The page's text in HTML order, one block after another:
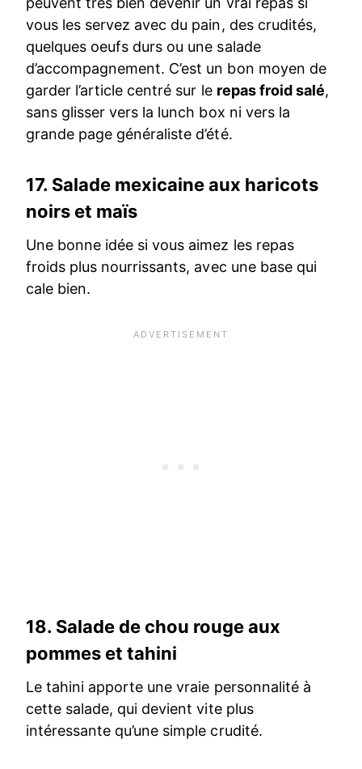
vous les servez avec du pain, des crudités,
quelques oeufs durs ou une salade
d’accompagnement. C’est un bon moyen de
garder l’article centré sur le repas froid salé,
sans glisser vers la lunch box ni vers la
grande page généraliste d’été.
17. Salade mexicaine aux haricots
noirs et maïs
Une bonne idée si vous aimez les repas
froids plus nourrissants, avec une base qui
cale bien.
18. Salade de chou rouge aux
pommes et tahini
Le tahini apporte une vraie personnalité à
cette salade, qui devient vite plus
intéressante qu’une simple crudité.